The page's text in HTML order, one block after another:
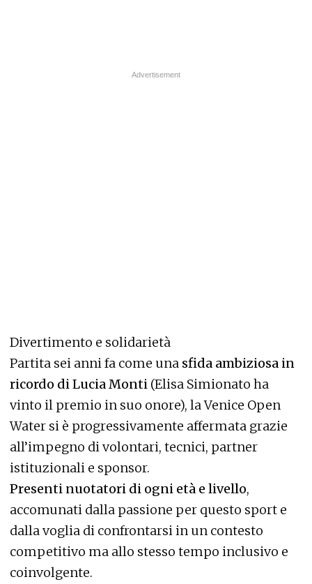
Divertimento e solidarietà
Partita sei anni fa come una sfida ambiziosa in
ricordo di Lucia Monti (Elisa Simionato ha
vinto il premio in suo onore), la Venice Open
Water si è progressivamente affermata grazie
all’impegno di volontari, tecnici, partner
istituzionali e sponsor.
Presenti nuotatori di ogni età e livello,
accomunati dalla passione per questo sport e
dalla voglia di confrontarsi in un contesto
competitivo ma allo stesso tempo inclusivo e
coinvolgente.